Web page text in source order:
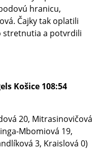
hranicu,
Čajky tak oplatili
stretnutia a potvrdili
Košice 108:54
20, Mitrasinovičová
Mbomiová 19,
3, Kraislová 0)